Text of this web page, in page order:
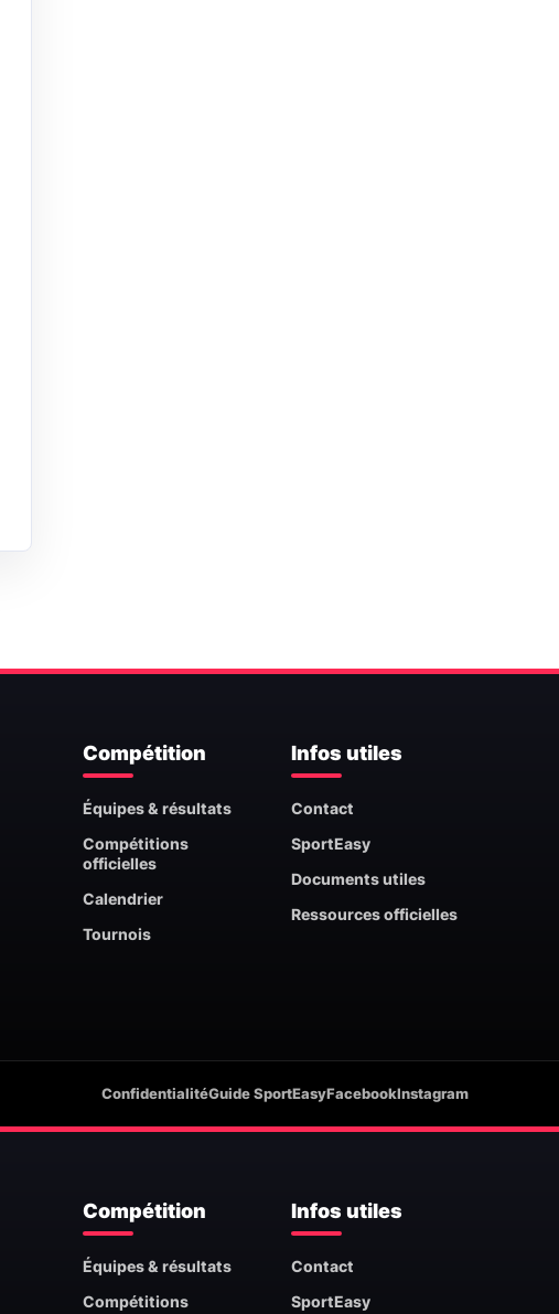
Compétition
Équipes & résultats
Compétitions
officielles
Calendrier
Tournois
Infos utiles
Contact
SportEasy
Documents utiles
Ressources officielles
ConfidentialitéGuide SportEasyFacebookInstagram
Compétition
Équipes & résultats
Compétitions
Infos utiles
Contact
SportEasy